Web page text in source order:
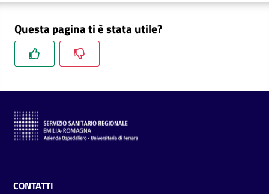
Questa pagina ti è stata utile?
CONTATTI